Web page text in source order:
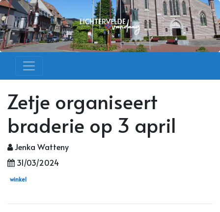
Zetje organiseert
braderie op 3 april
Jenka Watteny
31/03/2024
winkel